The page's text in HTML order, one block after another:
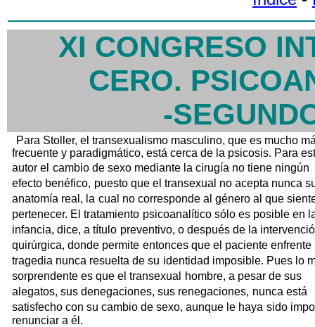
XI CONGRESO
CERO.
-
Para Stoller, el transexualismo masculino, que es mucho
frecuente y paradigmático, está cerca de la psicosis. Para
autor el cambio de sexo mediante la cirugía no tiene ningún
efecto benéfico, puesto que el transexual no acepta nunca
anatomía real, la cual no corresponde al género al que
pertenecer. El tratamiento psicoanalítico sólo es posible en
infancia, dice, a título preventivo, o después de la
quirúrgica, donde permite entonces que el paciente enfrente
tragedia nunca resuelta de su identidad imposible. Pues lo
sorprendente es que el transexual
hombre, a pesar de sus
alegatos, sus denegaciones, sus renegaciones, nunca está
satisfecho con su cambio de sexo, aunque le haya sido
renunciar a él.